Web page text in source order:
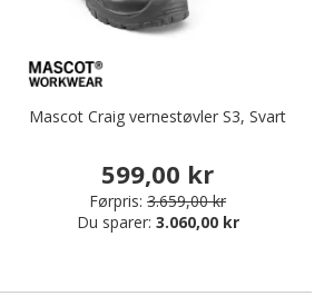
Mascot Craig vernestøvler S3, Svart
599,00 kr
Førpris: 3.659,00 kr
Du sparer: 3.060,00 kr